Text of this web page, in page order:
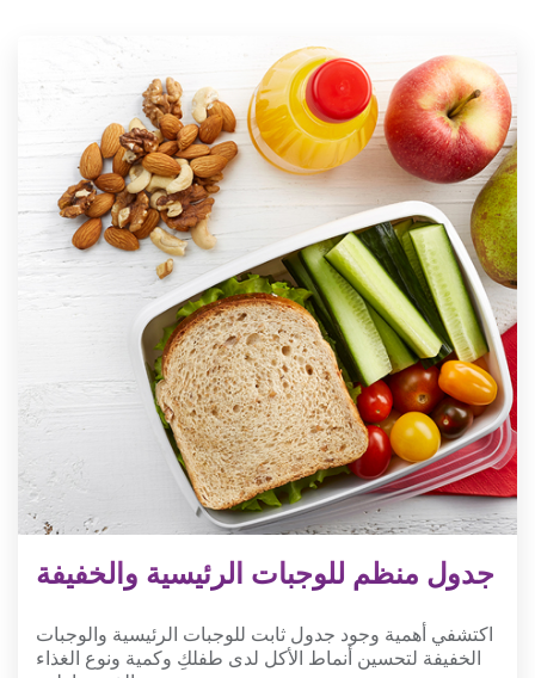
جدول منظم للوجبات الرئيسية والخفيفة
اكتشفي أهمية وجود جدول ثابت للوجبات الرئيسية والوجبات
الخفيفة لتحسين أنماط الأكل لدى طفلكِ وكمية ونوع الغذاء